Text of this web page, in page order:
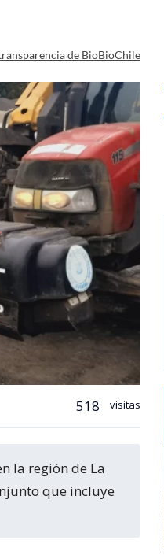
de BioBioChile
518 visitas
que incluye